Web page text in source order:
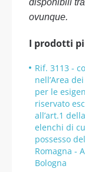
disponibili
ovunque.
I prodotti
Rif. 3113 -
nell’Area
per le
riservato
all’art.1
elenchi di
possesso
Romagna -
Bologna